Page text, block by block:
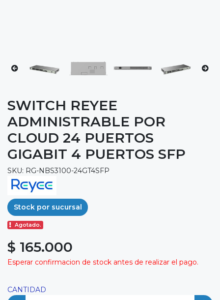
SWITCH REYEE
ADMINISTRABLE POR
CLOUD 24 PUERTOS
GIGABIT 4 PUERTOS SFP
SKU: RG-NBS3100-24GT4SFP
Stock por sucursal
Agotado.
$ 165.000
Esperar confirmacion de stock antes de realizar el pago.
CANTIDAD